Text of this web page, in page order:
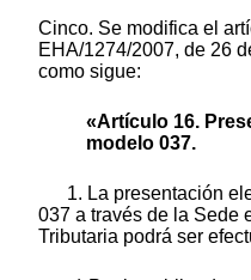
Cinco. Se modifica el
EHA/1274/2007, de 26
como sigue:
«Artículo 16.
modelo 037.
1. La presentación
037 a través de la Sede
Tributaria podrá ser